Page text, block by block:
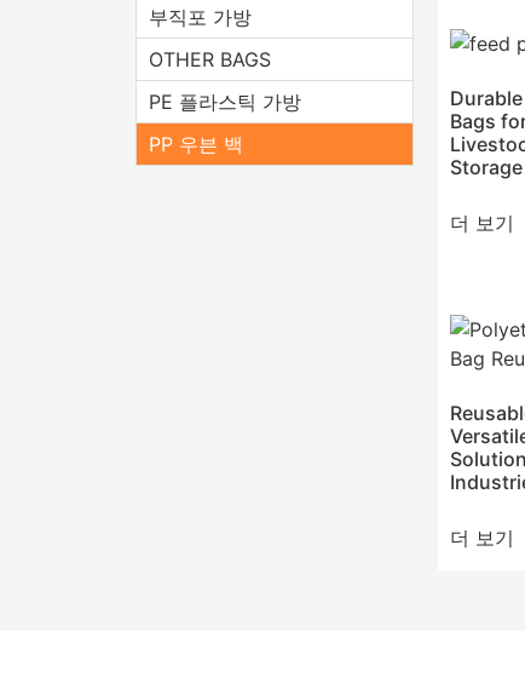
부직포 가방
OTHER BAGS
PE 플라스틱 가방
PP 우븐 백
Bags
Storage
더 보기
더 보기